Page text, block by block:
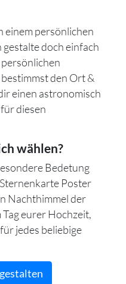
einem persönlichen
doch einfach
den Ort &
einen astronomisch
diesen
wählen?
Bedetung
Poster
Nachthimmel der
eurer Hochzeit,
jedes beliebige